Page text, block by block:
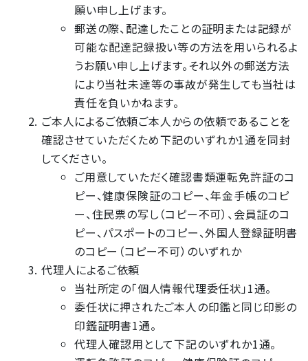
願い申し上げます。
郵送の際、配達したことの証明または記録が
可能な配達記録扱い等の方法を用いられるよ
うお願い申し上げます。それ以外の郵送方法
により当社未達等の事故が発生しても当社は
責任を負いかねます。
ご本人によるご依頼ご本人からの依頼であることを
確認させていただくため下記のいずれか1通を同封
してください。
ご用意していただく確認書類運転免許証のコ
ピー、健康保険証のコピー、年金手帳のコピ
ー、住民票の写し（コピー不可）、会員証のコ
ピー、パスポートのコピー、外国人登録証明書
のコピー（コピー不可）のいずれか
代理人によるご依頼
当社所定の「個人情報代理委任状」1通。
委任状に押されたご本人の印鑑と同じ印影の
印鑑証明書1通。
代理人確認用として下記のいずれか1通。